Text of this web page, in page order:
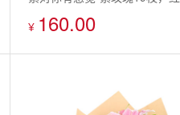
枝
¥ 160.00